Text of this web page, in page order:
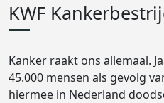
KWF
Kanker raakt ons allemaal.
45.000 mensen als gevolg
hiermee in Nederland